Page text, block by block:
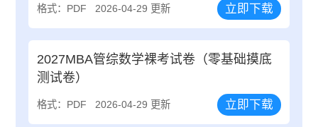
格式：PDF 2026-04-29 更新 立即下载
2027MBA管综数学裸考试卷（零基础摸底
测试卷）
格式：PDF 2026-04-29 更新 立即下载